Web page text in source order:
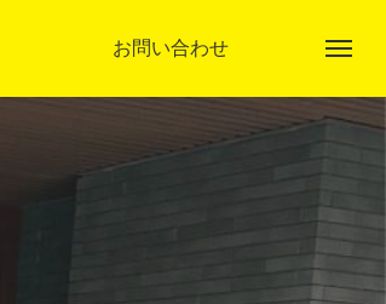
お問い合わせ